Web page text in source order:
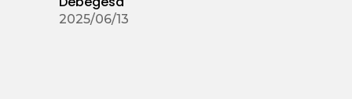
2025/06/13